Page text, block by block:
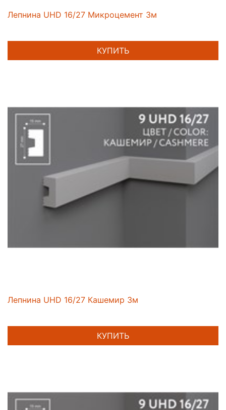
Лепнина UHD 16/27 Микроцемент 3м
КУПИТЬ
Лепнина UHD 16/27 Кашемир 3м
КУПИТЬ